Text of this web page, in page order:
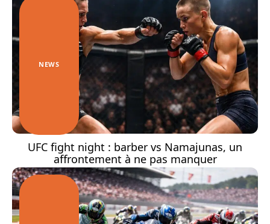
NEWS
UFC fight night : barber vs Namajunas, un
affrontement à ne pas manquer